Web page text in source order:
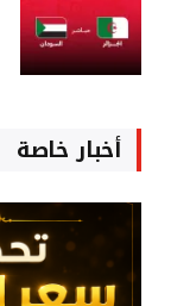
أخبار خاصة